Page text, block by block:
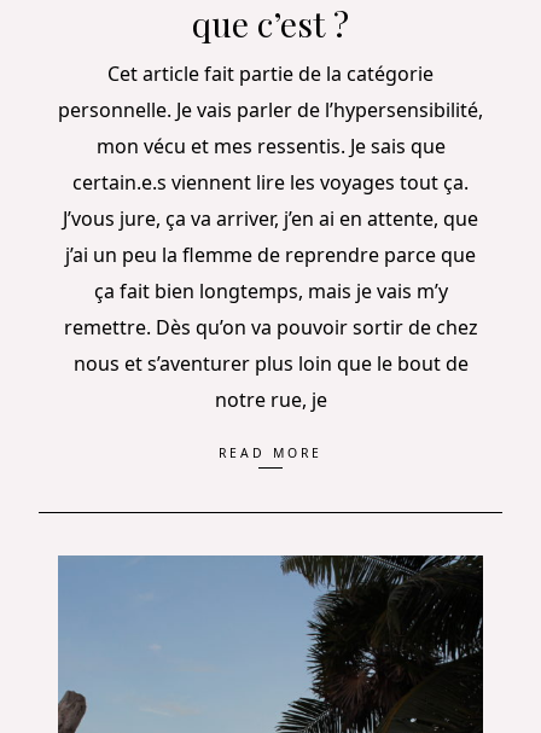
que c’est ?
Cet article fait partie de la catégorie
personnelle. Je vais parler de l’hypersensibilité,
mon vécu et mes ressentis. Je sais que
certain.e.s viennent lire les voyages tout ça.
J’vous jure, ça va arriver, j’en ai en attente, que
j’ai un peu la flemme de reprendre parce que
ça fait bien longtemps, mais je vais m’y
remettre. Dès qu’on va pouvoir sortir de chez
nous et s’aventurer plus loin que le bout de
notre rue, je
READ MORE